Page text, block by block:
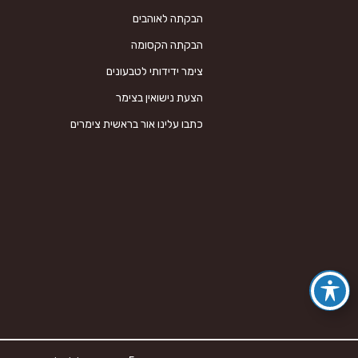
הבקתה לאוהבים
הבקתה הקסומה
צימר ידידותי לטבעונים
הצעת נישואין בצימר
כתבו עלינו אור בראשית צימרים